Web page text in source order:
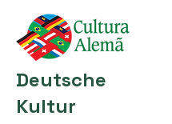
Deutsche
Kultur